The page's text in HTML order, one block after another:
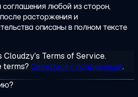
любой из сторон,
расторжения и
описаны в полном тексте
Cloudzy's Terms of Service.
terms? Связаться с поддержкой.